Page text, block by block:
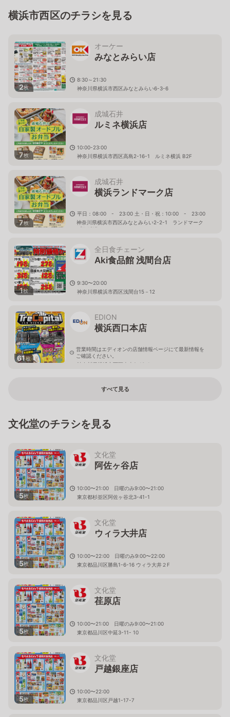
横浜市西区のチラシを見る
2枚
オーケー
みなとみらい店
8:30～21:30
神奈川県横浜市西区みなとみらい6-3-6
7枚
成城石井
ルミネ横浜店
10:00-23:00
神奈川県横浜市西区高島2-16-1 ルミネ横浜 B2F
7枚
成城石井
横浜ランドマーク店
平日：08:00 - 23:00 土・日・祝：10:00 - 23:00
神奈川県横浜市西区みなとみらい2-2-1 ランドマーク
プラザ1F
1枚
全日食チェーン
Aki食品館 浅間台店
9:30〜20:00
神奈川県横浜市西区浅間台15－12
61枚
EDION
横浜西口本店
営業時間はエディオンの店舗情報ページにて最新情報を
ご確認ください。
神奈川県横浜市西区南幸2-16-1
すべて見る
文化堂のチラシを見る
5枚
文化堂
阿佐ヶ谷店
10:00〜21:00 日曜のみ9:00〜21:00
東京都杉並区阿佐ヶ谷北3-41-1
5枚
文化堂
ウィラ大井店
10:00〜22:00 日曜のみ9:00〜22:00
東京都品川区勝島1-6-16 ウィラ大井２F
5枚
文化堂
荏原店
10:00〜21:00 日曜のみ9:00〜21:00
東京都品川区中延3-11- 10
5枚
文化堂
戸越銀座店
10:00〜22:00
東京都品川区戸越1-17-7